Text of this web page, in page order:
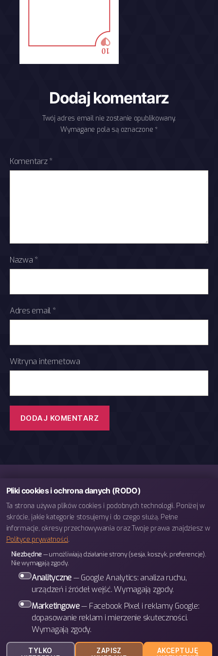
Dodaj komentarz
Twój adres email nie zostanie opublikowany.
Wymagane pola są oznaczone *
Komentarz*
Nazwa *
Adres email *
Witryna internetowa
telefon: 793 443 666
e-mail: biuro@bettergames.pl
Centrum rozwoju BETTER Sp. z o.o.
ul. Wrocławska 31/3b
30-011 Kraków
BETTER Games
Polityka prywatności
Pliki cookies i ochrona danych (RODO)
Ta strona używa plików cookies i podobnych technologii. Poniżej w
skrócie, jakie kategorie stosujemy i do czego służą. Pełne
informacje, okresy przechowywania oraz Twoje prawa znajdziesz w
Polityce prywatności.
Niezbędne— umożliwiają działanie strony (sesja, koszyk, preferencje).
Nie wymagają zgody.
Analityczne— Google Analytics: analiza ruchu,
urządzeń i źródeł wejść. Wymagają zgody.
Marketingowe— Facebook Pixel i reklamy Google:
dopasowanie reklam i mierzenie skuteczności.
Wymagają zgody.
TYLKO
ZAPISZ
AKCEPTUJĘ